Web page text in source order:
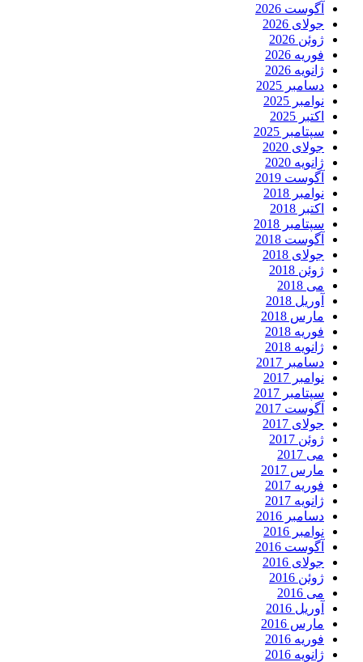
آگوست 2026
جولای 2026
ژوئن 2026
فوریه 2026
ژانویه 2026
دسامبر 2025
نوامبر 2025
اکتبر 2025
سپتامبر 2025
جولای 2020
ژانویه 2020
آگوست 2019
نوامبر 2018
اکتبر 2018
سپتامبر 2018
آگوست 2018
جولای 2018
ژوئن 2018
می 2018
آوریل 2018
مارس 2018
فوریه 2018
ژانویه 2018
دسامبر 2017
نوامبر 2017
سپتامبر 2017
آگوست 2017
جولای 2017
ژوئن 2017
می 2017
مارس 2017
فوریه 2017
ژانویه 2017
دسامبر 2016
نوامبر 2016
آگوست 2016
جولای 2016
ژوئن 2016
می 2016
آوریل 2016
مارس 2016
فوریه 2016
ژانویه 2016